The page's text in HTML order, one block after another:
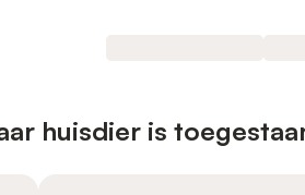
huisdier is